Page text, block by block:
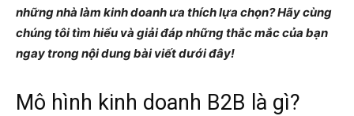
những nhà làm kinh doanh ưa thích lựa chọn? Hãy cùng
chúng tôi tìm hiểu và giải đáp những thắc mắc của bạn
ngay trong nội dung bài viết dưới đây!
Mô hình kinh doanh B2B là gì?